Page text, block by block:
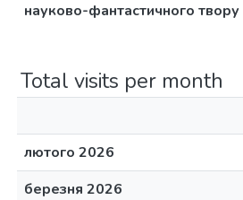
науково-фантастичного твору
Total visits per month
лютого 2026
березня 2026